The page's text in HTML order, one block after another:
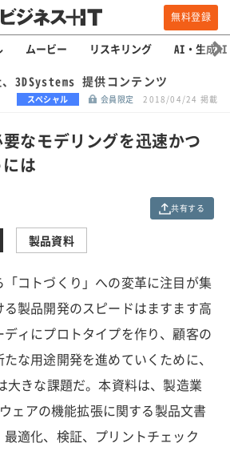
無料登録
ムービー リスキリング AI・生成AI
3DSystems 提供コンテンツ
スペシャル 会員限定 2018/04/24 掲載
なモデリングを迅速かつ
は
共有する
製品資料
「コトづくり」への変革に注目が集
製品開発のスピードはますます高
ィにプロトタイプを作り、顧客の
な用途開発を進めていくために、
大きな課題だ。本資料は、製造業
ェアの機能拡張に関する製品文書
適化、検証、プリントチェック